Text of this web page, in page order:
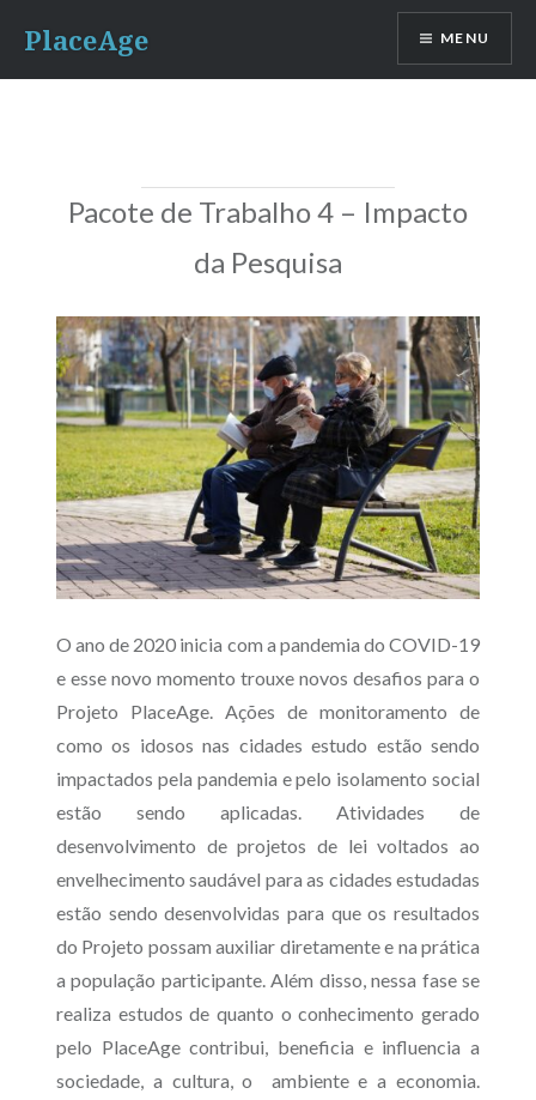
para
conteúdo
PlaceAge MENU
Pacote de Trabalho 4 – Impacto
da Pesquisa
O ano de 2020 inicia com a pandemia do COVID-19
e esse novo momento trouxe novos desafios para o
Projeto PlaceAge. Ações de monitoramento de
como os idosos nas cidades estudo estão sendo
impactados pela pandemia e pelo isolamento social
estão sendo aplicadas. Atividades de
desenvolvimento de projetos de lei voltados ao
envelhecimento saudável para as cidades estudadas
estão sendo desenvolvidas para que os resultados
do Projeto possam auxiliar diretamente e na prática
a população participante. Além disso, nessa fase se
realiza estudos de quanto o conhecimento gerado
pelo PlaceAge contribui, beneficia e influencia a
sociedade, a cultura, o ambiente e a economia.